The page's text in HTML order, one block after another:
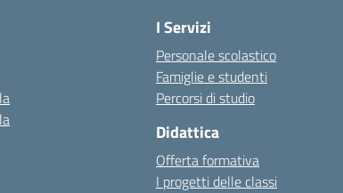
I Servizi
Personale scolastico
Famiglie e studenti
Percorsi di studio
Didattica
Offerta formativa
I progetti delle classi